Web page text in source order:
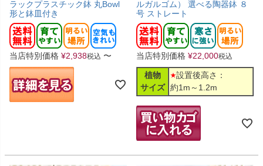
ラックプラスチック鉢 丸Bowl
形と鉢皿付き
当店特別価格 ¥2,938税込 〜
ルガルゴム） 選べる陶器鉢 ８
号 ストレート
当店特別価格 ¥22,000税込
植物
サイズ
設置後高さ：
約1m～1.2m